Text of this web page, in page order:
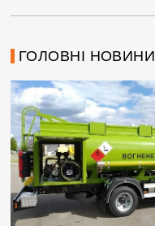
ГОЛОВНІ НОВИНИ